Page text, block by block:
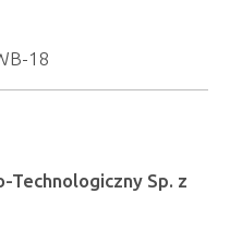
18
Technologiczny Sp. z